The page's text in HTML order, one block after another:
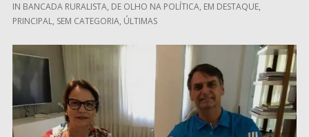
IN BANCADA RURALISTA, DE OLHO NA POLÍTICA, EM DESTAQUE,
PRINCIPAL, SEM CATEGORIA, ÚLTIMAS